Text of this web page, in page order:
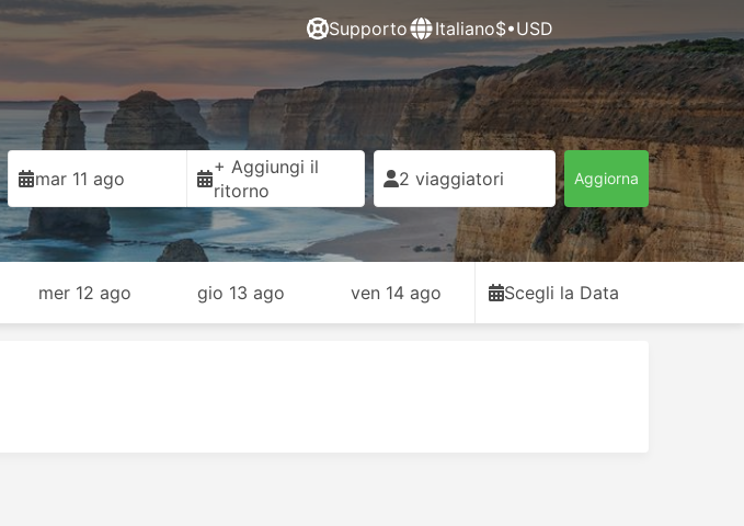
Supporto Italiano$•USD
mar 11 ago
+ Aggiungi il
ritorno
2 viaggiatori Aggiorna
mer 12 ago gio 13 ago ven 14 ago Scegli la Data